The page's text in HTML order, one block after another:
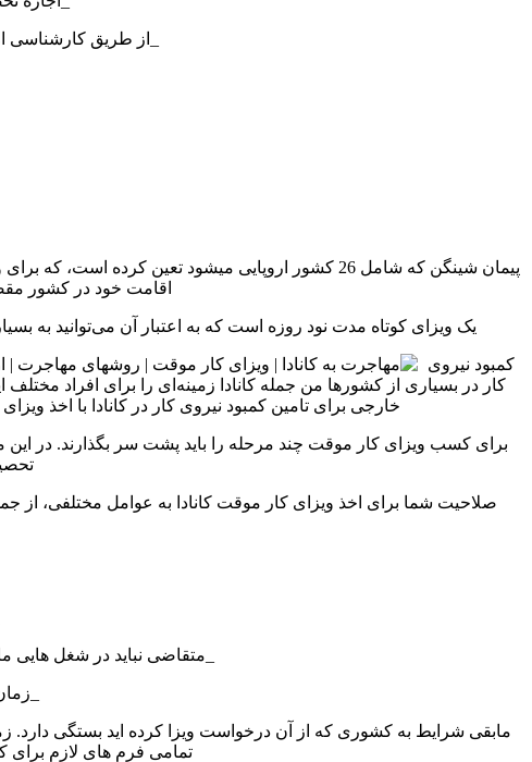
_از طریق کارشناسی
پیمان شینگن که شامل 26 کشور اروپایی میشود تعین
اقامت خود در کشور مقصد
یک ویزای کوتاه مدت نود روزه است که به اعتبار آن می‌توانید به
کمبود نیروی
خارجی برای تامین کمبود نیروی کار در کانادا با اخذ
برای کسب ویزای کار موقت چند مرحله را باید پشت سر بگذارند. در
صلاحیت شما برای اخذ ویزای کار موقت کانادا به عوامل مختلفی،
_متقاضی نباید در شغل
مابقی شرایط به کشوری که از آن درخواست ویزا کرده اید بستگی دارد.
تمامی فرم های لازم برای